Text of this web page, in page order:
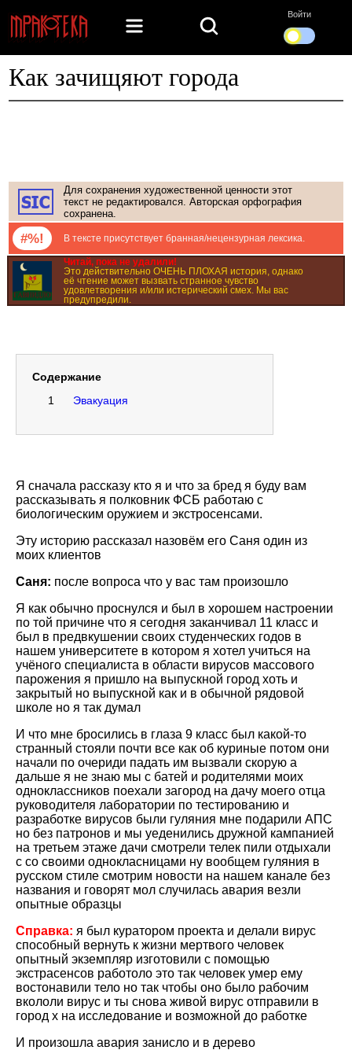
Войти
Как зачищяют города
Для сохранения художественной ценности этот
текст не редактировался. Авторская орфография
сохранена.
#%! В тексте присутствует бранная/нецензурная лексика.
Читай, пока не удалили!
Это действительно ОЧЕНЬ ПЛОХАЯ история, однако
её чтение может вызвать странное чувство
удовлетворения и/или истерический смех. Мы вас
предупредили.
Содержание
1
Эвакуация
Я сначала рассказу кто я и что за бред я буду вам
рассказывать я полковник ФСБ работаю с
биологическим оружием и экстросенсами.
Эту историю рассказал назовём его Саня один из
моих клиентов
Саня: после вопроса что у вас там произошло
Я как обычно проснулся и был в хорошем настроении
по той причине что я сегодня заканчивал 11 класс и
был в предвкушении своих студенческих годов в
нашем университете в котором я хотел учиться на
учёного специалиста в области вирусов массового
парожения я пришло на выпускной город хоть и
закрытый но выпускной как и в обычной рядовой
школе но я так думал
И что мне бросились в глаза 9 класс был какой-то
странный стояли почти все как об куриные потом они
начали по очериди падать им вызвали скорую а
дальше я не знаю мы с батей и родителями моих
одноклассников поехали загород на дачу моего отца
руководителя лаборатории по тестированию и
разработке вирусов были гуляния мне подарили АПС
но без патронов и мы уеденились дружной кампанией
на третьем этаже дачи смотрели телек пили отдыхали
с со своими однокласницами ну вообщем гуляния в
русском стиле смотрим новости на нашем канале без
названия и говорят мол случилась авария везли
опытные образцы
Справка: я был куратором проекта и делали вирус
способный вернуть к жизни мертвого человек
опытный экземпляр изготовили с помощью
экстрасенсов работоло это так человек умер ему
востонавили тело но так чтобы оно было рабочим
вкололи вирус и ты снова живой вирус отправили в
город х на исследование и возможной до работке
И произошла авария занисло и в дерево